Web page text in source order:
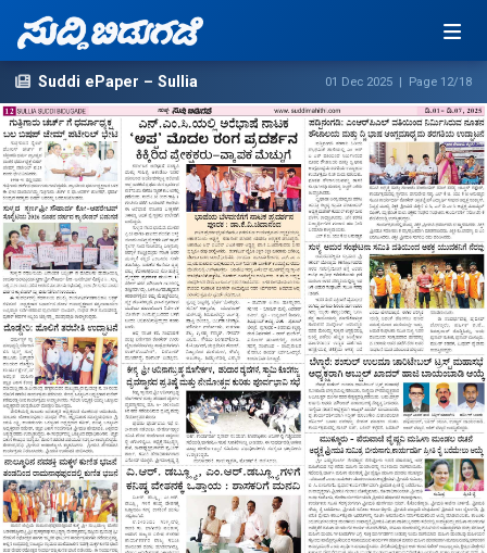
Suddi ePaper – Sullia 01 Dec 2025 | Page 12/18